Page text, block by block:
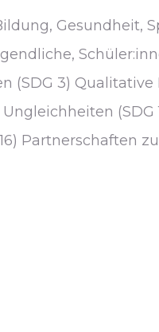
Gesundheit,
(SDG 3) Qualitative
(SDG
Partnerschaften